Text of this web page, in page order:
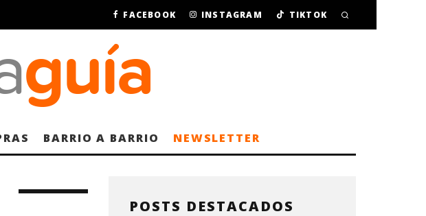
FACEBOOK INSTAGRAM TIKTOK
BARRIO A BARRIO NEWSLETTER
POSTS DESTACADOS